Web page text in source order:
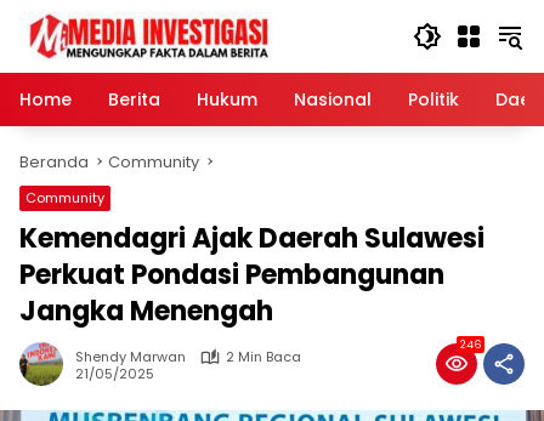
Langsung
konten
Home
Berita Hukum Nasional Politik
Beranda Community
Community
Kemendagri Ajak Daerah Sulawesi
Perkuat Pondasi Pembangunan
Jangka Menengah
Shendy Marwan
2 Min Baca
21/05/2025
246